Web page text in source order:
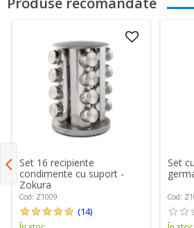
Set 16 recipiente
condimente cu suport -
Zokura
Cod: Z1009
(14)
Set
Cod: